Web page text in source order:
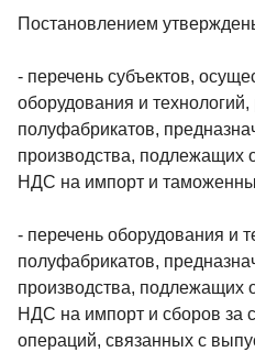
Постановлением
- перечень субъектов,
оборудования и технологий,
полуфабрикатов,
производства, подлежащих
НДС на импорт и
- перечень оборудования и
полуфабрикатов,
производства, подлежащих
НДС на импорт и сборов за
операций, связанных с